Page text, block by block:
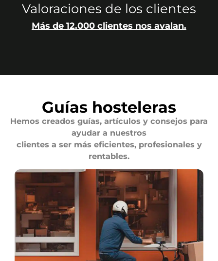
Valoraciones de los clientes
Más de 12.000 clientes nos avalan.
Guías hosteleras
Hemos creados guías, artículos y consejos para
ayudar a nuestros
clientes a ser más eficientes, profesionales y
rentables.